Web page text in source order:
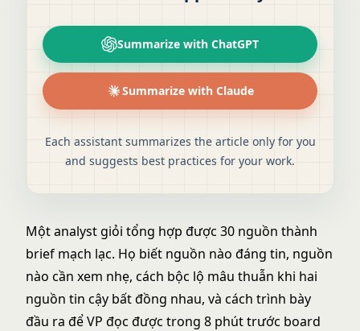
Summarize with ChatGPT
Summarize with Claude
Each assistant summarizes the article only for you
and suggests best practices for your work.
Một analyst giỏi tổng hợp được 30 nguồn thành
brief mạch lạc. Họ biết nguồn nào đáng tin, nguồn
nào cần xem nhẹ, cách bộc lộ mâu thuẫn khi hai
nguồn tin cậy bất đồng nhau, và cách trình bày
đầu ra để VP đọc được trong 8 phút trước board